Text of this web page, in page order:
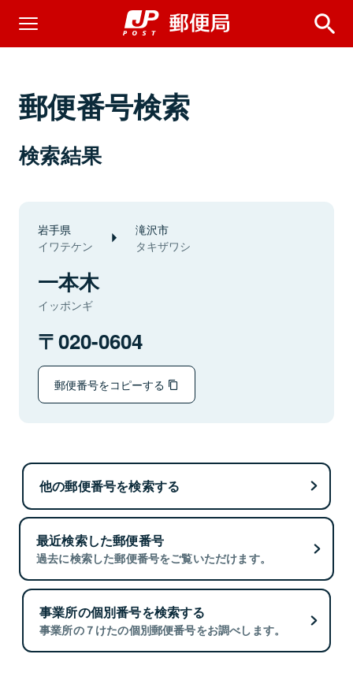
郵便番号検索
検索結果
岩手県
イワテケン
滝沢市
タキザワシ
一本木
イッポンギ
020-0604
郵便番号をコピーする
他の郵便番号を検索する
最近検索した郵便番号
過去に検索した郵便番号をご覧いただけます。
事業所の個別番号を検索する
事業所の７けたの個別郵便番号をお調べします。